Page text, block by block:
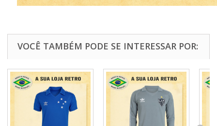
VOCÊ TAMBÉM PODE SE INTERESSAR POR: